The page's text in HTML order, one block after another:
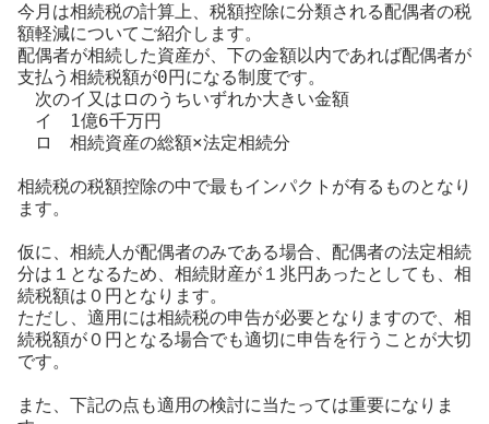
今月は相続税の計算上、税額控除に分類される配偶者の税
額軽減についてご紹介します。
配偶者が相続した資産が、下の金額以内であれば配偶者が
支払う相続税額が0円になる制度です。
次のイ又はロのうちいずれか大きい金額
イ 1億6千万円
ロ 相続資産の総額×法定相続分
相続税の税額控除の中で最もインパクトが有るものとなり
ます。
仮に、相続人が配偶者のみである場合、配偶者の法定相続
分は１となるため、相続財産が１兆円あったとしても、相
続税額は０円となります。
ただし、適用には相続税の申告が必要となりますので、相
続税額が０円となる場合でも適切に申告を行うことが大切
です。
また、下記の点も適用の検討に当たっては重要になりま